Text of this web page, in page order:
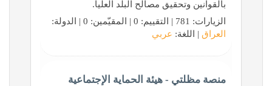
بالقوانين وتحقيق مصالح البلد العليا.
الزيارات: 781 | التقييم: 0 | المقيّمين: 0 | الدولة:
العراق | اللغة: عربي
منصة مظلتي - هيئة الحماية الإجتماعية